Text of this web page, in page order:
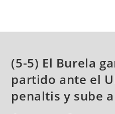
(5-5) El Burela
partido ante el
penaltis y sube